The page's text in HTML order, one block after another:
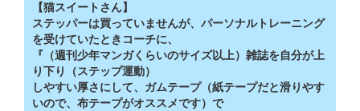
【猫スイートさん】
ステッパーは買っていませんが、パーソナルトレーニング
を受けていたときコーチに、
『（週刊少年マンガくらいのサイズ以上）雑誌を自分が上
り下り（ステップ運動）
しやすい厚さにして、ガムテープ（紙テープだと滑りやす
いので、布テープがオススメです）で